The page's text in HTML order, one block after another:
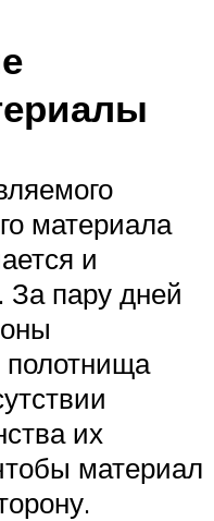
материала
и
За пару дней
полотнища
их
материал